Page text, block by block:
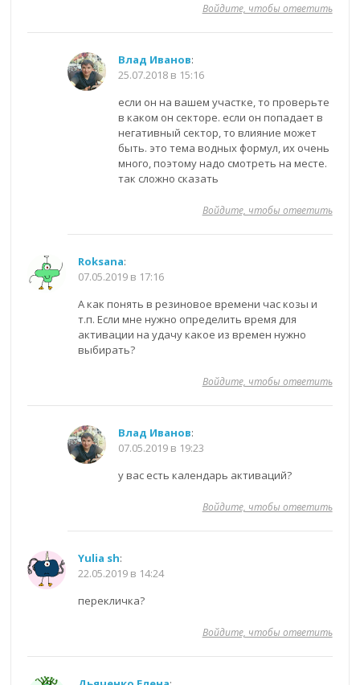
Войдите, чтобы ответить
Влад Иванов:
25.07.2018 в 15:16
если он на вашем участке, то проверьте
в каком он секторе. если он попадает в
негативный сектор, то влияние может
быть. это тема водных формул, их очень
много, поэтому надо смотреть на месте.
так сложно сказать
Войдите, чтобы ответить
Roksana:
07.05.2019 в 17:16
А как понять в резиновое времени час козы и
т.п. Если мне нужно определить время для
активации на удачу какое из времен нужно
выбирать?
Войдите, чтобы ответить
Влад Иванов:
07.05.2019 в 19:23
у вас есть календарь активаций?
Войдите, чтобы ответить
Yulia sh:
22.05.2019 в 14:24
перекличка?
Войдите, чтобы ответить